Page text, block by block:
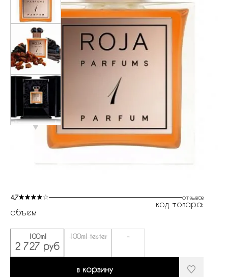
4.7 отзывов
код товара:
объем
100ml
2 727 руб
100ml tester -
в корзину